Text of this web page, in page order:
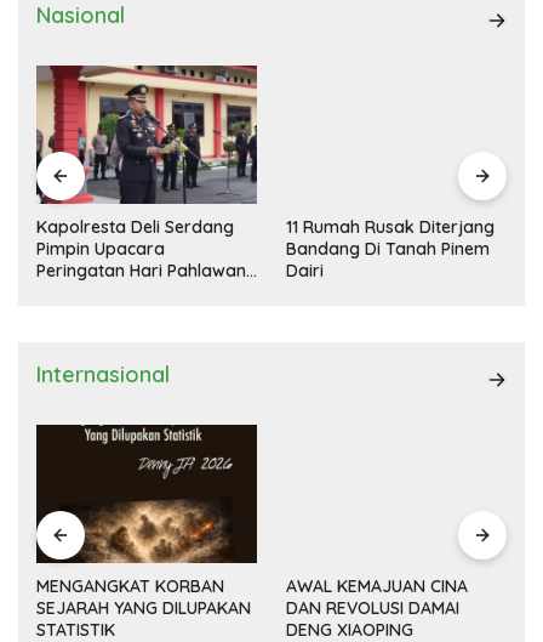
Nasional
Kapolresta Deli Serdang
Pimpin Upacara
Peringatan Hari Pahlawan
11 Rumah Rusak Diterjang
Bandang Di Tanah Pinem
Dairi
Internasional
MENGANGKAT KORBAN
SEJARAH YANG DILUPAKAN
STATISTIK
AWAL KEMAJUAN CINA
DAN REVOLUSI DAMAI
DENG XIAOPING